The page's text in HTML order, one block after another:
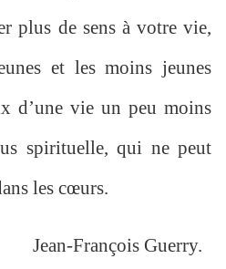
plus de sens à votre vie,
et les moins jeunes
d’une vie un peu moins
spirituelle, qui ne peut
les cœurs.
Guerry.